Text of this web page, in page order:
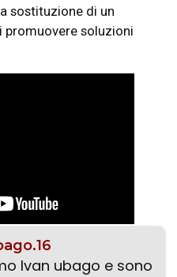
sostituzione di un
promuovere soluzioni
Ivan ubago e sono